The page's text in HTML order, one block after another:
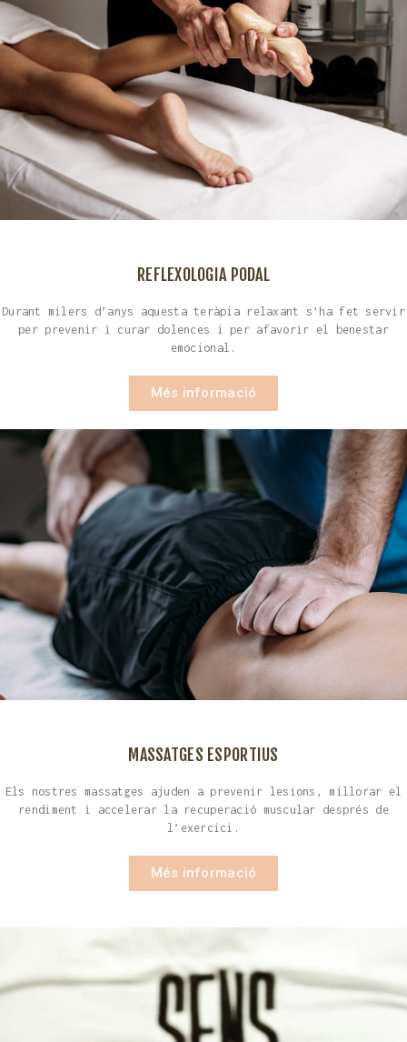
REFLEXOLOGIA PODAL
Durant milers d’anys aquesta teràpia relaxant s’ha fet servir
per prevenir i curar dolences i per afavorir el benestar
emocional.
Més informació
MASSATGES ESPORTIUS
Els nostres massatges ajuden a prevenir lesions, millorar el
rendiment i accelerar la recuperació muscular després de
l’exercici.
Més informació